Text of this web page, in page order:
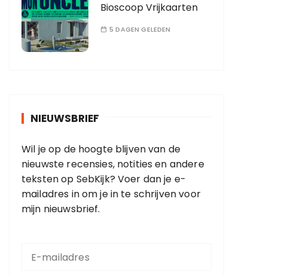
Bioscoop Vrijkaarten
5 DAGEN GELEDEN
NIEUWSBRIEF
Wil je op de hoogte blijven van de
nieuwste recensies, notities en andere
teksten op SebKijk? Voer dan je e-
mailadres in om je in te schrijven voor
mijn nieuwsbrief.